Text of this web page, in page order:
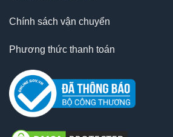
Chính sách vận chuyển
Phương thức thanh toán